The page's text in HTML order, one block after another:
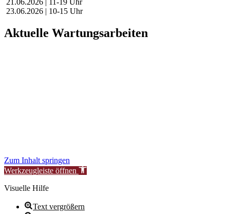
23.06.2026 | 10-15 Uhr
Aktuelle Wartungsarbeiten
Zum Inhalt springen
Werkzeugleiste öffnen
Visuelle Hilfe
Text vergrößern